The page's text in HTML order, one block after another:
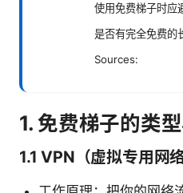
使用免费梯子时应
是否有完全免费的
Sources:
1. 免费梯子的类
1.1 VPN（虚拟专用网络